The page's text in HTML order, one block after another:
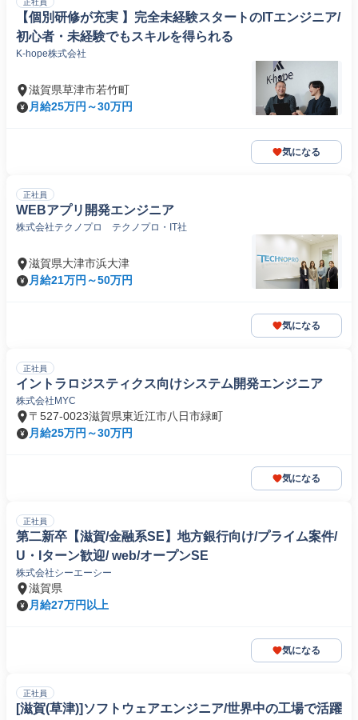
正社員
【個別研修が充実 】完全未経験スタートのITエンジニア/
初心者・未経験でもスキルを得られる
K-hope株式会社
滋賀県草津市若竹町
月給25万円～30万円
気になる
正社員
WEBアプリ開発エンジニア
株式会社テクノプロ テクノプロ・IT社
滋賀県大津市浜大津
月給21万円～50万円
気になる
正社員
イントラロジスティクス向けシステム開発エンジニア
株式会社MYC
〒527-0023滋賀県東近江市八日市緑町
月給25万円～30万円
気になる
正社員
第二新卒【滋賀/金融系SE】地方銀行向け/プライム案件/
U・Iターン歓迎/ web/オープンSE
株式会社シーエーシー
滋賀県
月給27万円以上
気になる
正社員
[滋賀(草津)]ソフトウェアエンジニア/世界中の工場で活躍